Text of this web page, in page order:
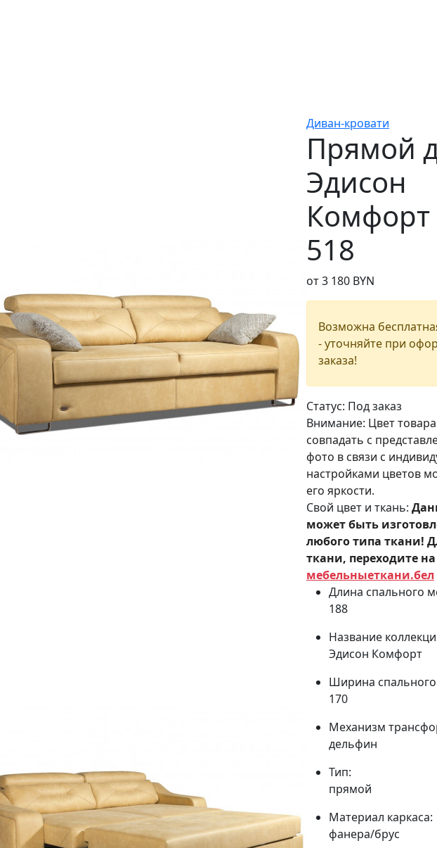
Диван-кровати
Прямой
Эдисон
518
от 3 180 BYN
Возможна
- уточняйте при
заказа!
Статус: Под заказ
Внимание: Цвет
совпадать с
фото в связи с
настройками цветов
его яркости.
Свой цвет и ткань:
может быть
любого типа ткани!
ткани, переходите
мебельныеткани.бел
Длина спального
188
Название
Эдисон Комфорт
Ширина
170
Механизм
дельфин
Тип:
прямой
Материал каркаса:
фанера/брус